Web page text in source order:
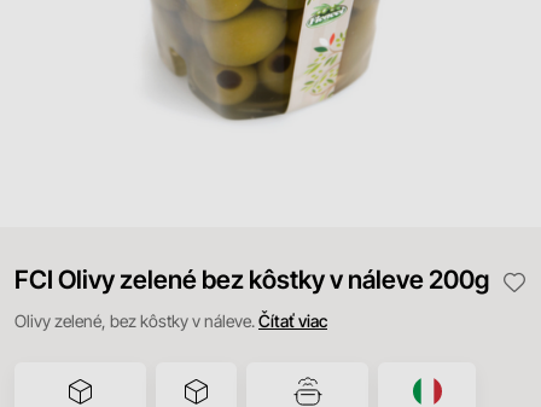
FCI Olivy zelené bez kôstky v náleve 200g
Olivy zelené, bez kôstky v náleve.Čítať viac